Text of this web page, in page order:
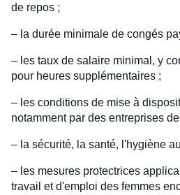
de repos ;
– la durée minimale de congés
– les taux de salaire minimal, y
pour heures supplémentaires ;
– les conditions de mise à
notamment par des entreprises
– la sécurité, la santé, l'hygiène
– les mesures protectrices
travail et d'emploi des femmes